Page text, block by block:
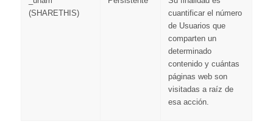
(SHARETHIS)
cuantificar el número
de Usuarios que
comparten un
determinado
contenido y cuántas
páginas web son
visitadas a raíz de
esa acción.